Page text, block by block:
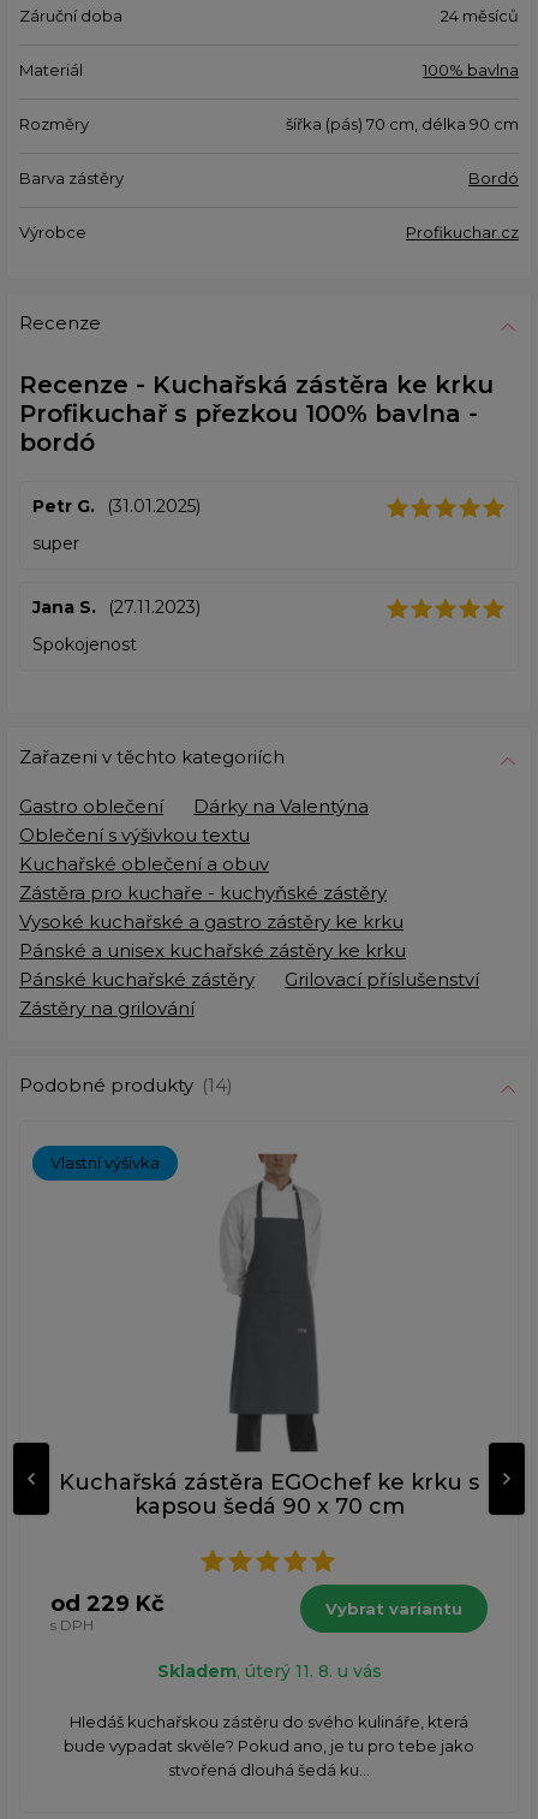
Záruční doba 24 měsíců
Materiál 100% bavlna
Rozměry šířka (pás) 70 cm, délka 90 cm
Barva zástěry Bordó
Výrobce Profikuchar.cz
Recenze
Recenze - Kuchařská zástěra ke krku
Profikuchař s přezkou 100% bavlna -
bordó
Petr G.
(31.01.2025)
super
Jana S.
(27.11.2023)
Spokojenost
Zařazeni v těchto kategoriích
Gastro oblečení
Dárky na Valentýna
Oblečení s výšivkou textu
Kuchařské oblečení a obuv
Zástěra pro kuchaře - kuchyňské zástěry
Vysoké kuchařské a gastro zástěry ke krku
Pánské a unisex kuchařské zástěry ke krku
Pánské kuchařské zástěry
Grilovací příslušenství
Zástěry na grilování
Podobné produkty (14)
Vlastní výšivka
Kuchařská zástěra EGOchef ke krku s
kapsou šedá 90 x 70 cm
od 229 Kč
s DPH
Vybrat variantu
Skladem, úterý 11. 8. u vás
​Hledáš kuchařskou zástěru do svého kulináře, která
bude vypadat skvěle? Pokud ano, je tu pro tebe jako
stvořená dlouhá šedá ku...